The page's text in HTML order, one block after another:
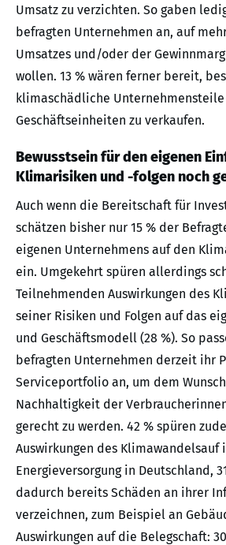
Umsatz zu verzichten. So gaben
befragten Unternehmen an, auf
Umsatzes und/oder der
wollen. 13 % wären ferner bereit,
klimaschädliche
Geschäftseinheiten zu verkaufen.
Bewusstsein für den eigenen
Klimarisiken und -folgen noch
Auch wenn die Bereitschaft für
schätzen bisher nur 15 % der
eigenen Unternehmens auf den
ein. Umgekehrt spüren allerdings
Teilnehmenden Auswirkungen des
seiner Risiken und Folgen auf das
und Geschäftsmodell (28 %). So
befragten Unternehmen derzeit ihr
Serviceportfolio an, um dem
Nachhaltigkeit der
gerecht zu werden. 42 % spüren
Auswirkungen des Klimawandelsauf
Energieversorgung in Deutschland,
dadurch bereits Schäden an ihrer
verzeichnen, zum Beispiel an
Auswirkungen auf die Belegschaft: